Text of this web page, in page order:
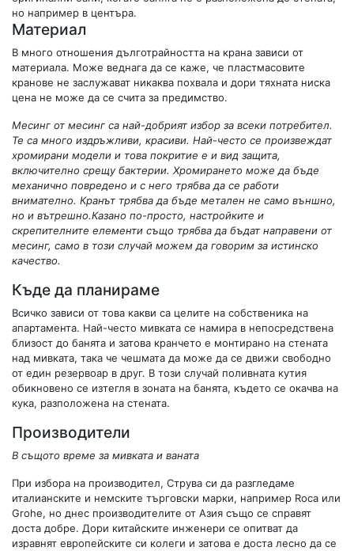
но например в центъра.
Материал
В много отношения дълготрайността на крана зависи от
материала. Може веднага да се каже, че пластмасовите
кранове не заслужават никаква похвала и дори тяхната ниска
цена не може да се счита за предимство.
Месинг от месинг са най-добрият избор за всеки потребител.
Те са много издръжливи, красиви. Най-често се произвеждат
хромирани модели и това покритие е и вид защита,
включително срещу бактерии. Хромирането може да бъде
механично повредено и с него трябва да се работи
внимателно. Кранът трябва да бъде метален не само външно,
но и вътрешно.Казано по-просто, настройките и
скрепителните елементи също трябва да бъдат направени от
месинг, само в този случай можем да говорим за истинско
качество.
Къде да планираме
Всичко зависи от това какви са целите на собственика на
апартамента. Най-често мивката се намира в непосредствена
близост до банята и затова кранчето е монтирано на стената
над мивката, така че чешмата да може да се движи свободно
от един резервоар в друг. В този случай поливната кутия
обикновено се изтегля в зоната на банята, където се окачва на
кука, разположена на стената.
Производители
В същото време за мивката и ваната
При избора на производител, Струва си да разгледаме
италианските и немските търговски марки, например Roca или
Grohe, но днес производителите от Азия също се справят
доста добре. Дори китайските инженери се опитват да
изравнят европейските си колеги и затова е доста лесно да се